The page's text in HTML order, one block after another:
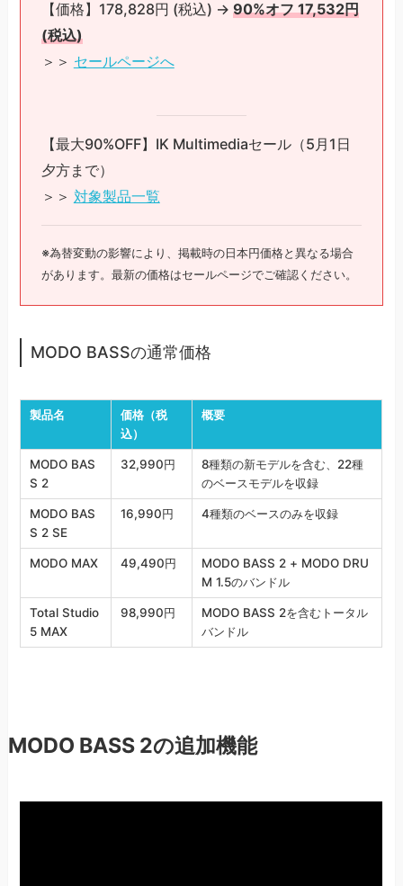
【価格】178,828円 (税込) → 90%オフ 17,532円
(税込)
＞＞ セールページへ
【最大90%OFF】IK Multimediaセール（5月1日
夕方まで）
＞＞ 対象製品一覧
※為替変動の影響により、掲載時の日本円価格と異なる場合
があります。最新の価格はセールページでご確認ください。
MODO BASSの通常価格
製品名
価格（税
込）
概要
MODO BAS
S 2
32,990円
8種類の新モデルを含む、22種
のベースモデルを収録
MODO BAS
S 2 SE
16,990円 4種類のベースのみを収録
MODO MAX 49,490円
MODO BASS 2 + MODO DRU
M 1.5のバンドル
Total Studio
5 MAX
98,990円
MODO BASS 2を含むトータル
バンドル
MODO BASS 2の追加機能